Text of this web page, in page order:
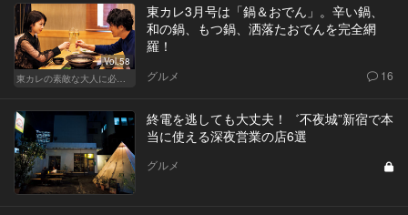
Vol.58
東カレの素敵な大人に必要なこと
東カレ3月号は「鍋＆おでん」。辛い鍋、
和の鍋、もつ鍋、洒落たおでんを完全網
羅！
グルメ 16
終電を逃しても大丈夫！゛不夜城”新宿で本
当に使える深夜営業の店6選
グルメ